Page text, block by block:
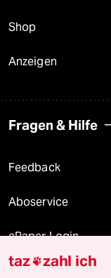
Shop
Anzeigen
Fragen & Hilfe
Feedback
Aboservice
ePaper Login
Downloads für
taz zahl ich